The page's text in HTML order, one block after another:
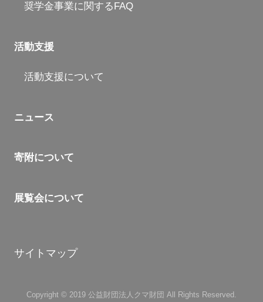
奨学金事業に関するFAQ
活動支援
活動支援について
ニュース
寄附について
展覧会について
サイトマップ
Copyright © 2019 公益財団法人クマ財団 All Rights Reserved.